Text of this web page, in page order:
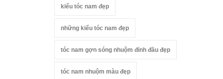
kiểu tóc nam đẹp
những kiểu tóc nam đẹp
tóc nam gợn sóng nhuộm đỉnh đầu đẹp
tóc nam nhuộm màu đẹp